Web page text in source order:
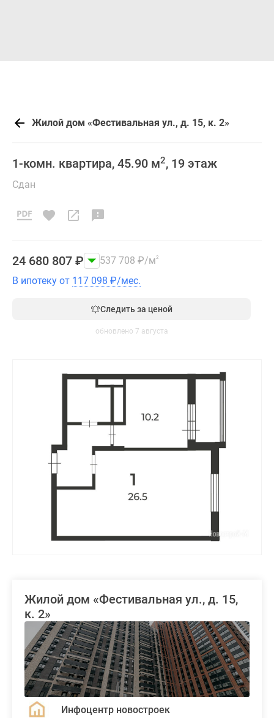
Жилой дом «Фестивальная ул., д. 15, к. 2»
1-комн. квартира, 45.90 м2, 19 этаж
Сдан
24 680 807 ₽ 537 708 ₽/м2
В ипотеку от 117 098 ₽/мес.
Следить за ценой
обновлено 7 августа
Жилой дом «Фестивальная ул., д. 15,
к. 2»
Инфоцентр новостроек